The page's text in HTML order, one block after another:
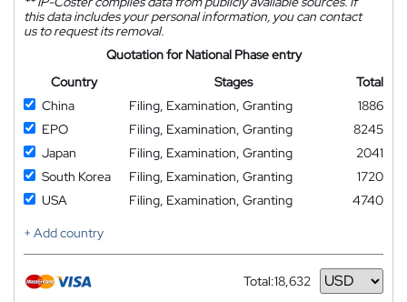
this data includes your personal information, you can contact
us to request its removal.
Quotation for National Phase entry
Country
Stages
Total
China
Filing, Examination, Granting
1886
EPO
Filing, Examination, Granting
8245
Japan
Filing, Examination, Granting
2041
South Korea
Filing, Examination, Granting
1720
USA
Filing, Examination, Granting
4740
+ Add country
Total:18,632
Currency